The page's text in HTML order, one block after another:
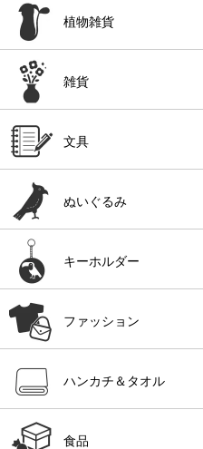
植物雑貨
雑貨
文具
ぬいぐるみ
キーホルダー
ファッション
ハンカチ＆タオル
食品